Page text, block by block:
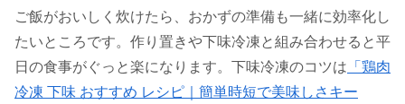
ご飯がおいしく炊けたら、おかずの準備も一緒に効率化し
たいところです。作り置きや下味冷凍と組み合わせると平
日の食事がぐっと楽になります。下味冷凍のコツは 「鶏肉
冷凍 下味 おすすめ レシピ｜簡単時短で美味しさキー